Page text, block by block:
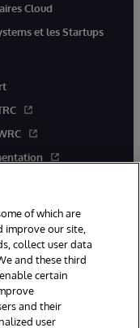
Cloud
et les Startups
MA. Tous droits
of which are
our site,
collect user data
and these third
certain
and their
user